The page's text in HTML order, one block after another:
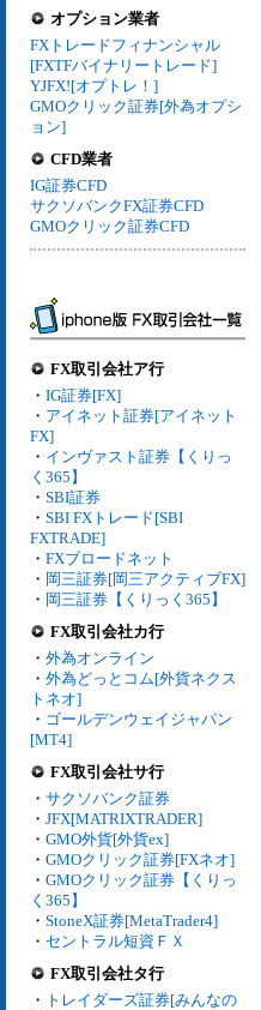
オプション業者
FXトレードフィナンシャル
[FXTFバイナリートレード]
YJFX![オプトレ！]
GMOクリック証券[外為オプシ
ョン]
CFD業者
IG証券CFD
サクソバンクFX証券CFD
GMOクリック証券CFD
FX取引会社ア行
・ IG証券[FX]
・ アイネット証券[アイネット
FX]
・ インヴァスト証券【くりっ
く365】
・ SBI証券
・ SBI FXトレード[SBI
FXTRADE]
・ FXブロードネット
・ 岡三証券[岡三アクティブFX]
・ 岡三証券【くりっく365】
FX取引会社カ行
・ 外為オンライン
・ 外為どっとコム[外貨ネクス
トネオ]
・ ゴールデンウェイジャパン
[MT4]
FX取引会社サ行
・ サクソバンク証券
・ JFX[MATRIXTRADER]
・ GMO外貨[外貨ex]
・ GMOクリック証券[FXネオ]
・ GMOクリック証券【くりっ
く365】
・ StoneX証券[MetaTrader4]
・ セントラル短資ＦＸ
FX取引会社タ行
・ トレイダーズ証券[みんなの